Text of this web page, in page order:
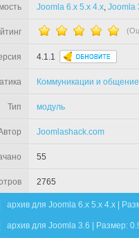
Joomla 6.x 5.x 4.x, Joomla
4.1.1
Коммуникации и общение
Тип модуль
Joomlashack.com
55
2765
архив для Joomla 6.x 5.x 4.x |
архив для Joomla 3.6 | Размер: